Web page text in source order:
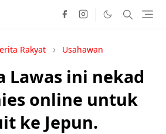
Rakyat Usahawan
Lawas ini nekad
online untuk
ke Jepun.